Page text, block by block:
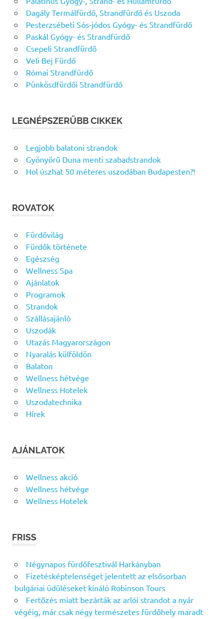
Dagály Termálfürdő, Strandfürdő és Uszoda
Pesterzsébeti Sós-jódos Gyógy- és Strandfürdő
Paskál Gyógy- és Strandfürdő
Csepeli Strandfürdő
Veli Bej Fürdő
Római Strandfürdő
Pünkösdfürdői Strandfürdő
LEGNÉPSZERŰBB CIKKEK
Legjobb balatoni strandok
Gyönyörű Duna menti szabadstrandok
Hol úszhat 50 méteres uszodában Budapesten?!
ROVATOK
Fürdővilág
Fürdők története
Egészség
Wellness Spa
Ajánlatok
Programok
Strandok
Szállásajánló
Uszodák
Utazás Magyarországon
Nyaralás külföldön
Balaton
Wellness hétvége
Wellness Hotelek
Uszodatechnika
Hírek
AJÁNLATOK
Wellness akció
Wellness hétvége
Wellness Hotelek
FRISS
Négynapos fürdőfesztivál Harkányban
Fizetésképtelenséget jelentett az elsősorban
bulgáriai üdüléseket kínáló Robinson Tours
Fertőzés miatt bezárták az arlói strandot a nyár
végéig, már csak négy természetes fürdőhely maradt